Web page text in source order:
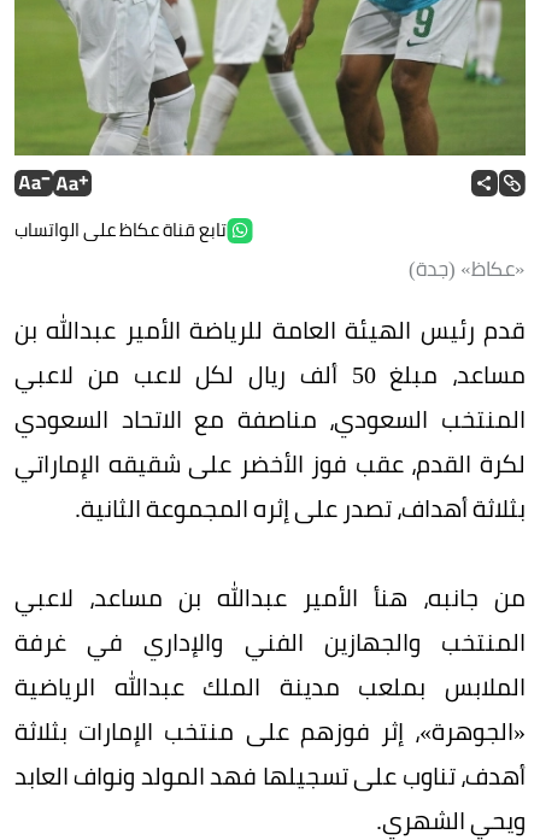
تابع قناة عكاظ على الواتساب
«عكاظ» (جدة)
قدم رئيس الهيئة العامة للرياضة الأمير عبدالله بن
مساعد، مبلغ 50 ألف ريال لكل لاعب من لاعبي
المنتخب السعودي، مناصفة مع الاتحاد السعودي
لكرة القدم، عقب فوز الأخضر على شقيقه الإماراتي
بثلاثة أهداف، تصدر على إثره المجموعة الثانية.
من جانبه، هنأ الأمير عبدالله بن مساعد، لاعبي
المنتخب والجهازين الفني والإداري في غرفة
الملابس بملعب مدينة الملك عبدالله الرياضية
«الجوهرة»، إثر فوزهم على منتخب الإمارات بثلاثة
أهدف، تناوب على تسجيلها فهد المولد ونواف العابد
ويحي الشهري.